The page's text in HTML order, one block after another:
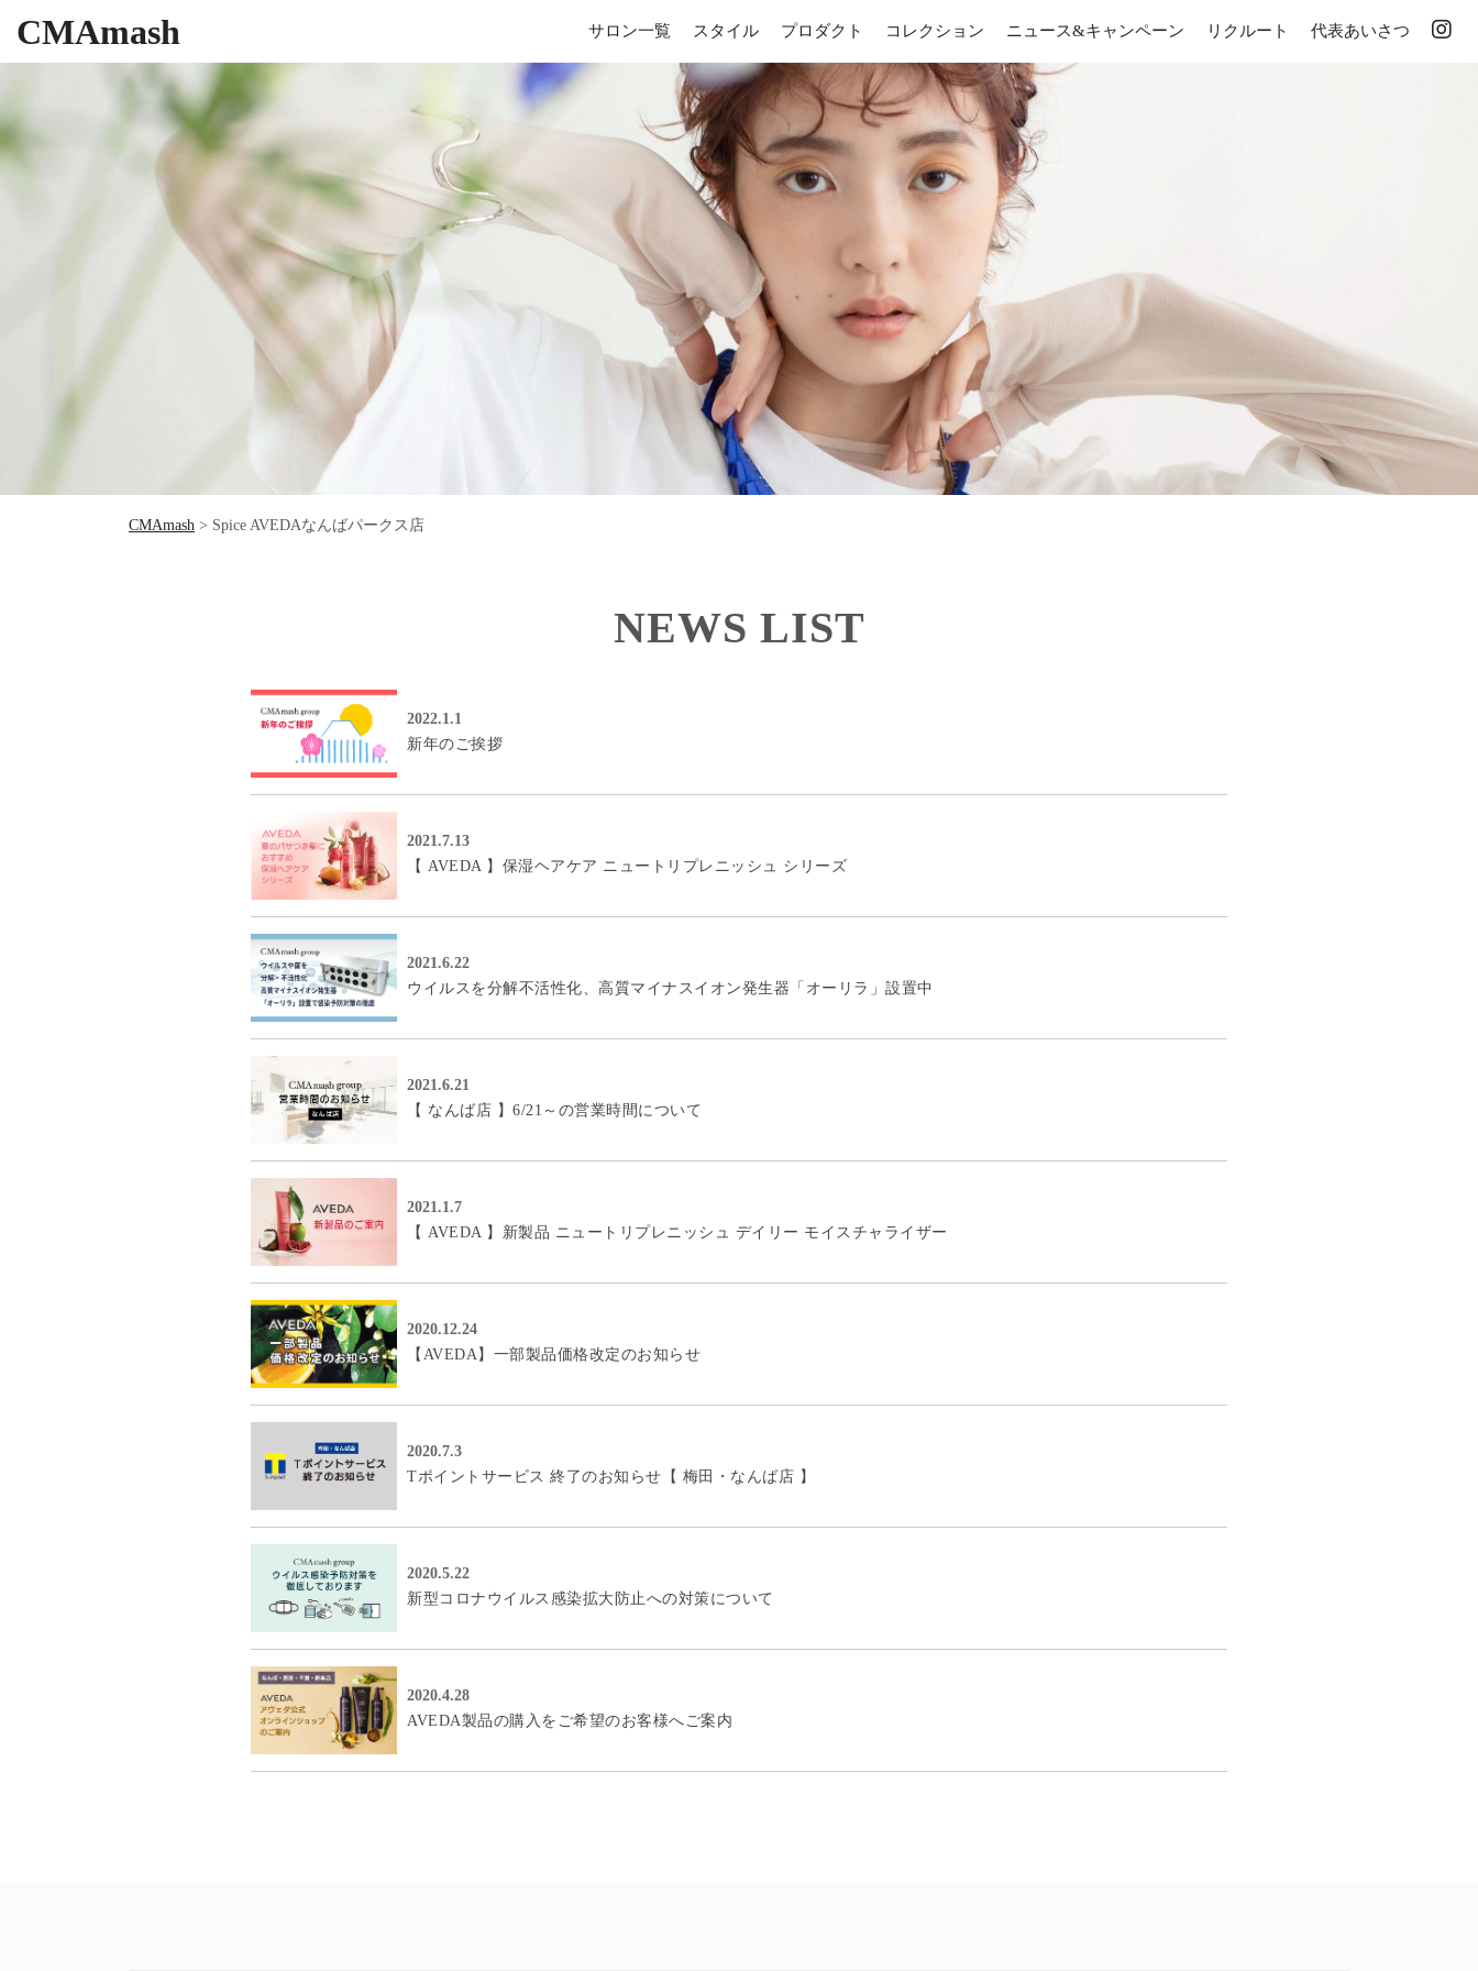
CMAmash サロン一覧 スタイル プロダクト コレクション ニュース&キャンペーン リクルート 代表あいさつ
CMAmash > Spice AVEDAなんばパークス店
NEWS LIST
2022.1.1
新年のご挨拶
2021.7.13
【 AVEDA 】保湿ヘアケア ニュートリプレニッシュ シリーズ
2021.6.22
ウイルスを分解不活性化、高質マイナスイオン発生器「オーリラ」設置中
2021.6.21
【 なんば店 】6/21～の営業時間について
2021.1.7
【 AVEDA 】新製品 ニュートリプレニッシュ デイリー モイスチャライザー
2020.12.24
【AVEDA】一部製品価格改定のお知らせ
2020.7.3
Tポイントサービス 終了のお知らせ【 梅田・なんば店 】
2020.5.22
新型コロナウイルス感染拡大防止への対策について
2020.4.28
AVEDA製品の購入をご希望のお客様へご案内